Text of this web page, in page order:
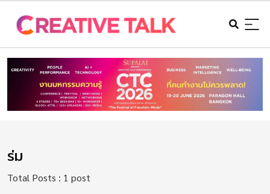
ร่ม
Total Posts : 1 post